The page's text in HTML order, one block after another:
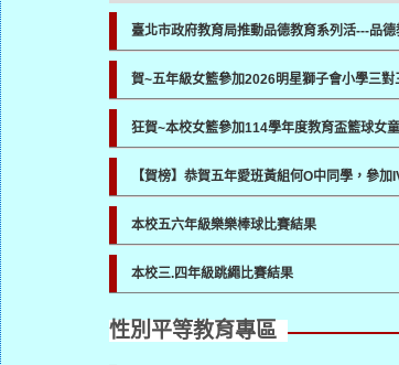
臺北市政府教育局推動品德教育系列活---品
賀~五年級女籃參加2026明星獅子會小學三
狂賀~本校女籃參加114學年度教育盃籃球女
【賀榜】恭賀五年愛班黃組何O中同學，參
本校五六年級樂樂棒球比賽結果
本校三.四年級跳繩比賽結果
性別平等教育專區